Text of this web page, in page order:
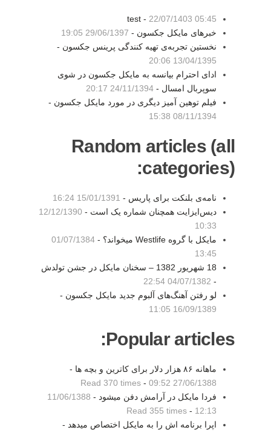
test - 22/07/1403 05:45
خبرهای مایکل جکسون - 29/06/1397 19:05
نخستین تجربه‌ی تهیه کنندگی پرینس جکسون -
13/04/1395 20:06
ادای احترام بیانسه به مایکل جکسون در شوی
سوپربال امسال - 24/11/1394 20:17
فیلم توهین آمیز دیگری در مورد مایکل جکسون -
08/11/1394 15:38
Random articles (all
categories):
نامه‌ی بلنکت برای پاریس - 15/01/1391 16:24
دیس‌ایزایت همچنان شماره یک است - 12/12/1390
10:33
مايكل با گروه Westlife ميخواند؟ -
01/07/1384
13:45
18 شهريور 1382 – سخنان مايکل در جشن تولدش
-
04/07/1382 22:54
لو رفتن آهنگ‌های آلبوم جدید مایکل جکسون -
16/09/1389 11:05
Popular articles:
ماهانه ۸۶ هزار دلار برای کاترین و بچه ها -
27/06/1388 09:52
-
Read 370 times
فردا مایکل در آرامش دفن میشود - 11/06/1388
12:13
-
Read 355 times
اپرا برنامه اش را به مایکل اختصاص میدهد -